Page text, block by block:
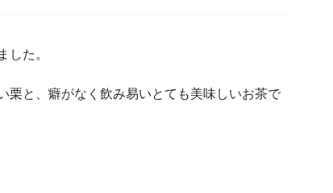
した。
栗と、癖がなく飲み易いとても美味しいお茶で